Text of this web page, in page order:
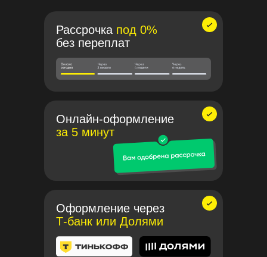
Рассрочка под 0%
без переплат
Оформление через
Т-банк или Долями
Онлайн-оформление
за 5 минут